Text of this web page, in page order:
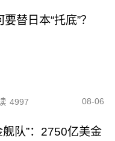
替日本“托底”？
4997 08-06
舰队”：2750亿美金